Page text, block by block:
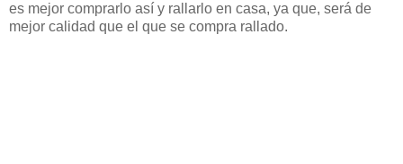
es mejor comprarlo así y rallarlo en casa, ya que, será de
mejor calidad que el que se compra rallado.